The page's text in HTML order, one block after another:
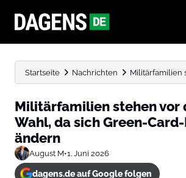
Startseite Nachrichten Militärfamilien
Militärfamilien stehen vor
Wahl, da sich Green-
ändern
August M•1. Juni 2026
dagens.de auf Google folgen